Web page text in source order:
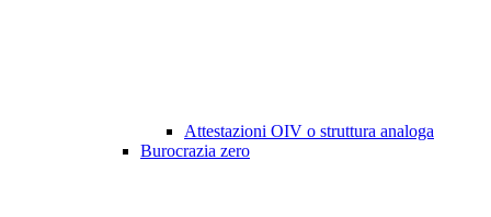
Attestazioni OIV o struttura analoga
Burocrazia zero